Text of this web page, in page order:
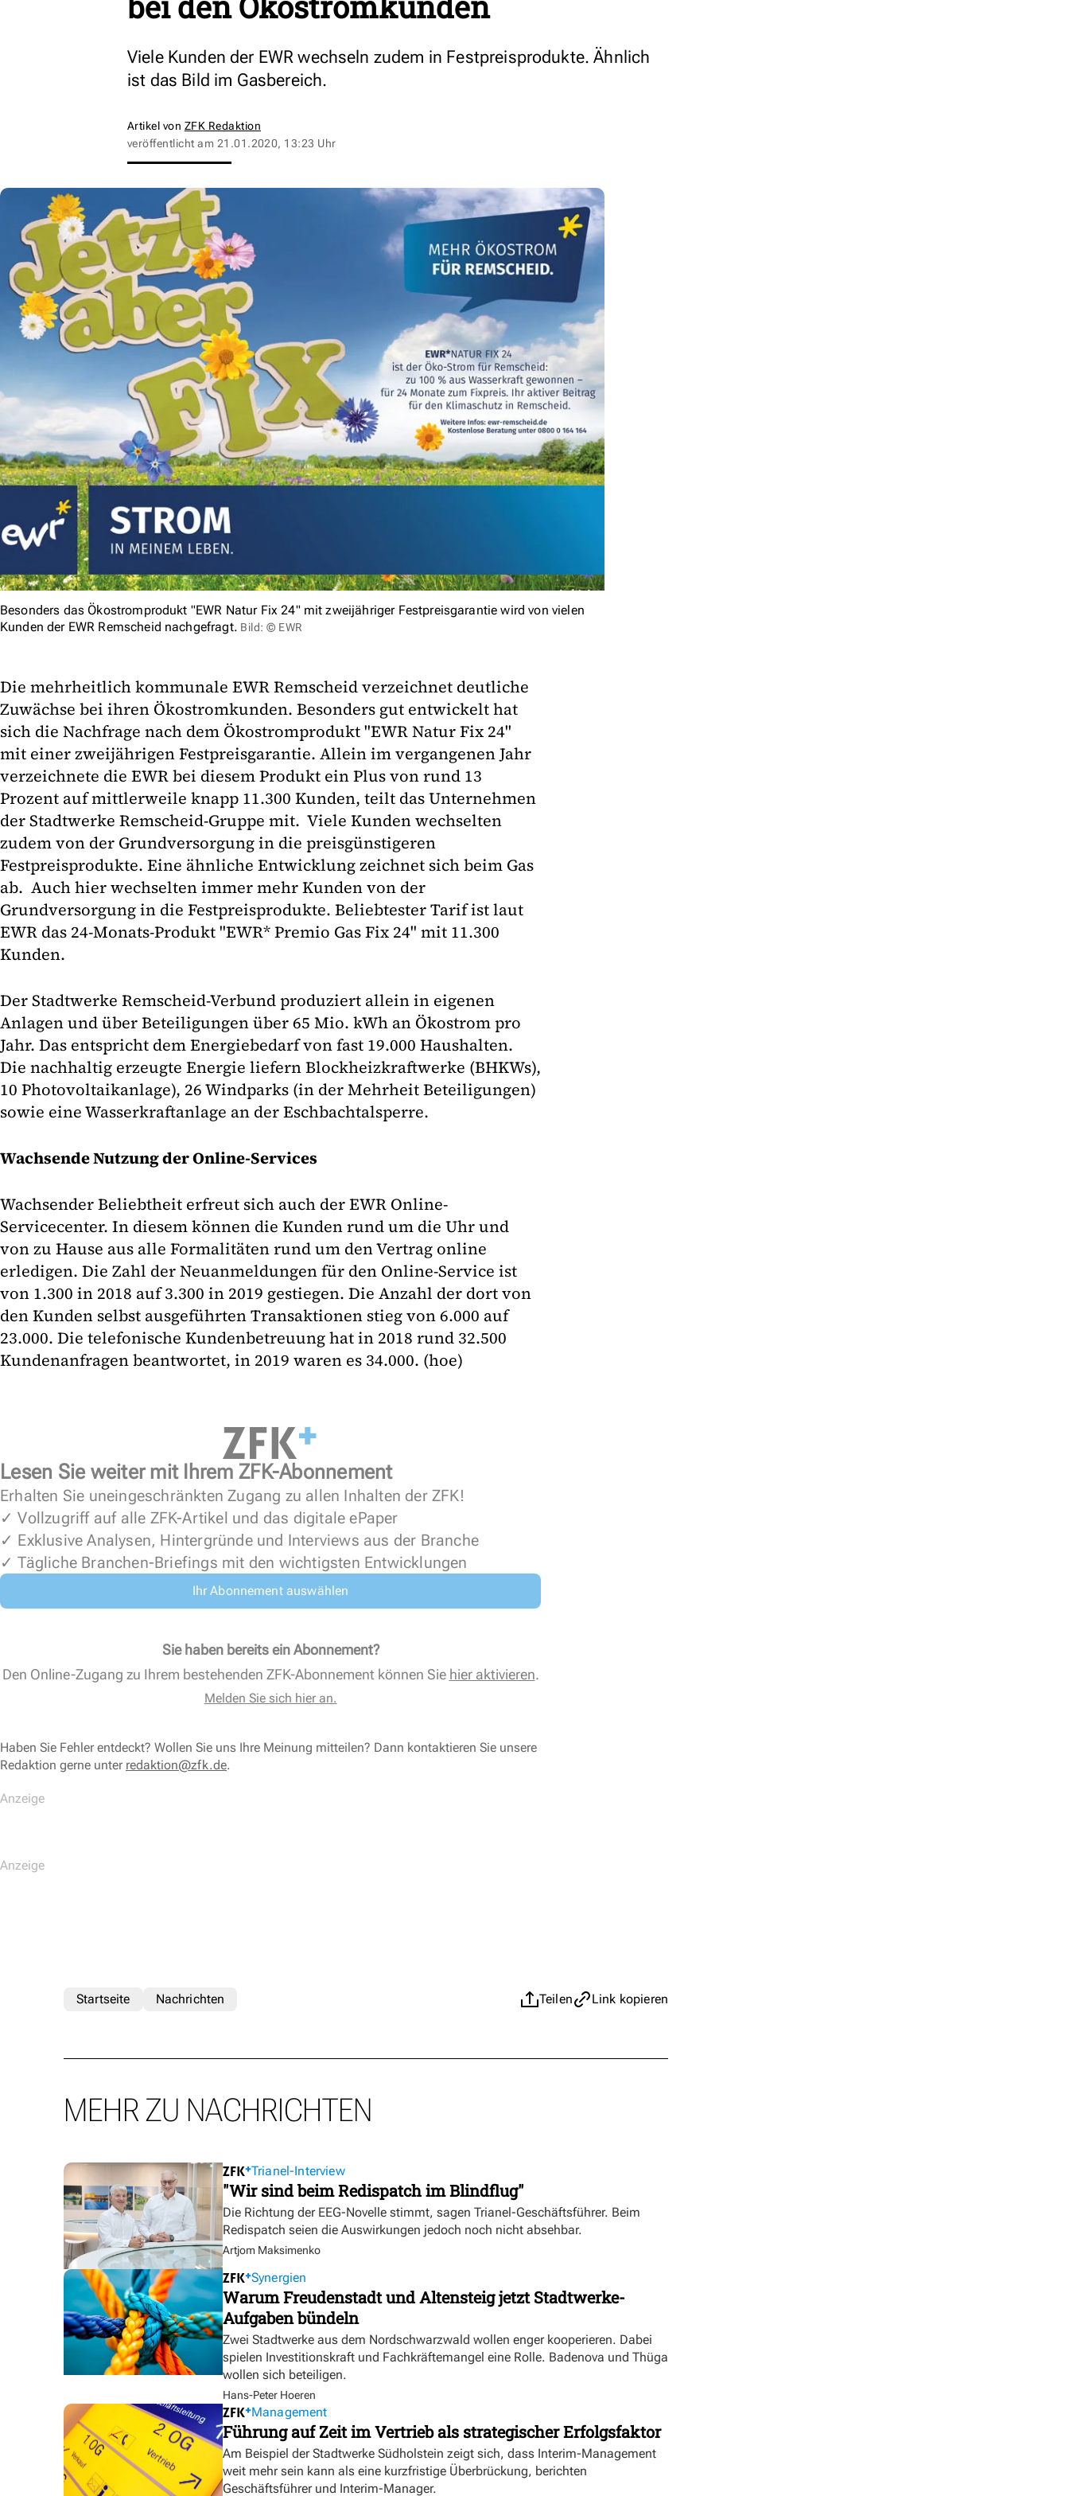
Viele Kunden der EWR wechseln zudem in Festpreisprodukte. Ähnlich
ist das Bild im Gasbereich.
Artikel von ZFK Redaktion
veröffentlicht am 21.01.2020, 13:23 Uhr
Besonders das Ökostromprodukt "EWR Natur Fix 24" mit zweijähriger Festpreisgarantie wird von vielen
Kunden der EWR Remscheid nachgefragt. Bild: © EWR
Die mehrheitlich kommunale EWR Remscheid verzeichnet deutliche
Zuwächse bei ihren Ökostromkunden. Besonders gut entwickelt hat
sich die Nachfrage nach dem Ökostromprodukt "EWR Natur Fix 24"
mit einer zweijährigen Festpreisgarantie. Allein im vergangenen Jahr
verzeichnete die EWR bei diesem Produkt ein Plus von rund 13
Prozent auf mittlerweile knapp 11.300 Kunden, teilt das Unternehmen
der Stadtwerke Remscheid-Gruppe mit. Viele Kunden wechselten
zudem von der Grundversorgung in die preisgünstigeren
Festpreisprodukte. Eine ähnliche Entwicklung zeichnet sich beim Gas
ab. Auch hier wechselten immer mehr Kunden von der
Grundversorgung in die Festpreisprodukte. Beliebtester Tarif ist laut
EWR das 24-Monats-Produkt "EWR* Premio Gas Fix 24" mit 11.300
Kunden.
Der Stadtwerke Remscheid-Verbund produziert allein in eigenen
Anlagen und über Beteiligungen über 65 Mio. kWh an Ökostrom pro
Jahr. Das entspricht dem Energiebedarf von fast 19.000 Haushalten.
Die nachhaltig erzeugte Energie liefern Blockheizkraftwerke (BHKWs),
10 Photovoltaikanlage), 26 Windparks (in der Mehrheit Beteiligungen)
sowie eine Wasserkraftanlage an der Eschbachtalsperre.
Wachsende Nutzung der Online-Services
Wachsender Beliebtheit erfreut sich auch der EWR Online-
Servicecenter. In diesem können die Kunden rund um die Uhr und
von zu Hause aus alle Formalitäten rund um den Vertrag online
erledigen. Die Zahl der Neuanmeldungen für den Online-Service ist
von 1.300 in 2018 auf 3.300 in 2019 gestiegen. Die Anzahl der dort von
den Kunden selbst ausgeführten Transaktionen stieg von 6.000 auf
23.000. Die telefonische Kundenbetreuung hat in 2018 rund 32.500
Kundenanfragen beantwortet, in 2019 waren es 34.000. (hoe)
Lesen Sie weiter mit Ihrem ZFK-Abonnement
Erhalten Sie uneingeschränkten Zugang zu allen Inhalten der ZFK!
✓ Vollzugriff auf alle ZFK-Artikel und das digitale ePaper
✓ Exklusive Analysen, Hintergründe und Interviews aus der Branche
✓ Tägliche Branchen-Briefings mit den wichtigsten Entwicklungen
Ihr Abonnement auswählen
Sie haben bereits ein Abonnement?
Den Online-Zugang zu Ihrem bestehenden ZFK-Abonnement können Sie hier aktivieren.
Melden Sie sich hier an.
Haben Sie Fehler entdeckt? Wollen Sie uns Ihre Meinung mitteilen? Dann kontaktieren Sie unsere
Redaktion gerne unter redaktion@zfk.de.
Teilen Link kopieren
Startseite Nachrichten
MEHR ZU NACHRICHTEN
Trianel-Interview
"Wir sind beim Redispatch im Blindflug"
Die Richtung der EEG-Novelle stimmt, sagen Trianel-Geschäftsführer. Beim
Redispatch seien die Auswirkungen jedoch noch nicht absehbar.
Artjom Maksimenko
Synergien
Warum Freudenstadt und Altensteig jetzt Stadtwerke-
Aufgaben bündeln
Zwei Stadtwerke aus dem Nordschwarzwald wollen enger kooperieren. Dabei
spielen Investitionskraft und Fachkräftemangel eine Rolle. Badenova und Thüga
wollen sich beteiligen.
Hans-Peter Hoeren
Management
Führung auf Zeit im Vertrieb als strategischer Erfolgsfaktor
Am Beispiel der Stadtwerke Südholstein zeigt sich, dass Interim-Management
weit mehr sein kann als eine kurzfristige Überbrückung, berichten
Geschäftsführer und Interim-Manager.